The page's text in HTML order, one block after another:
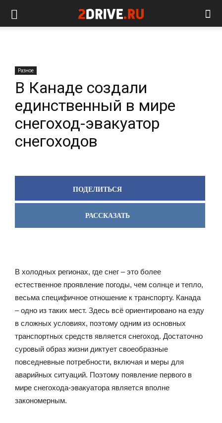
Разное
В Канаде создали
единственный в мире
снегоход-эвакуатор
снегоходов
ПОДЕЛИТЬСЯ
РАССКАЗАТЬ
В холодных регионах, где снег – это более
естественное проявление погоды, чем солнце и тепло,
весьма специфичное отношение к транспорту. Канада
– одно из таких мест. Здесь всё ориентировано на езду
в сложных условиях, поэтому одним из основных
транспортных средств является снегоход. Достаточно
суровый образ жизни диктует своеобразные
повседневные потребности, включая и меры для
аварийных ситуаций. Поэтому появление первого в
мире снегохода-эвакуатора является вполне
закономерным.